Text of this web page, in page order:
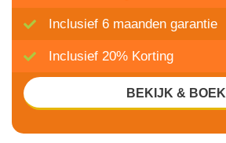
Inclusief 6 maanden garantie
Inclusief 20% Korting
BEKIJK & BOEK